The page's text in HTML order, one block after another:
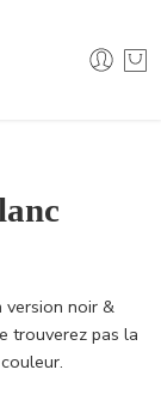
version noir &
trouverez pas la